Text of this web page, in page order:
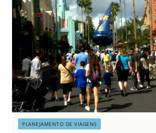
PLANEJAMENTO DE VIAGENS